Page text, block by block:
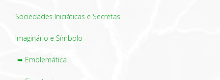
Sociedades Iniciáticas e Secretas
Imaginário e Símbolo
➥ Emblemática